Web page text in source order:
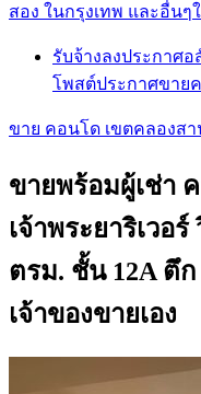
สอง ในกรุงเทพ และอื่น
รับจ้างลงประกาศ
โพสต์ประกาศขาย
ขาย คอนโด เขตคลองสา
ขายพร้อมผู้เช่า
เจ้าพระยาริเวอ
ตรม. ชั้น 12A ตึก
เจ้าของขายเอง